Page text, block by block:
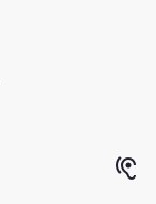
hearing